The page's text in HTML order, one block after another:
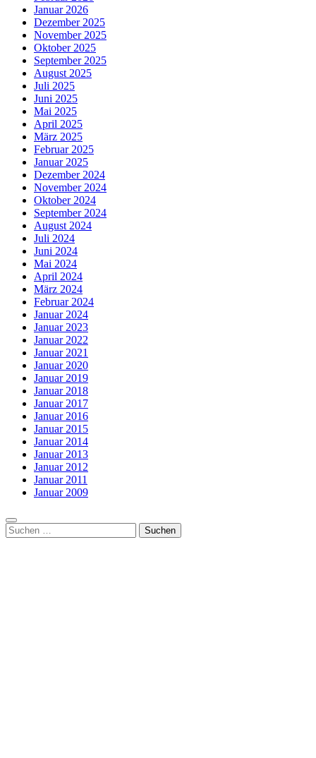
Januar 2026
Dezember 2025
November 2025
Oktober 2025
September 2025
August 2025
Juli 2025
Juni 2025
Mai 2025
April 2025
März 2025
Februar 2025
Januar 2025
Dezember 2024
November 2024
Oktober 2024
September 2024
August 2024
Juli 2024
Juni 2024
Mai 2024
April 2024
März 2024
Februar 2024
Januar 2024
Januar 2023
Januar 2022
Januar 2021
Januar 2020
Januar 2019
Januar 2018
Januar 2017
Januar 2016
Januar 2015
Januar 2014
Januar 2013
Januar 2012
Januar 2011
Januar 2009
Suchen
nach: